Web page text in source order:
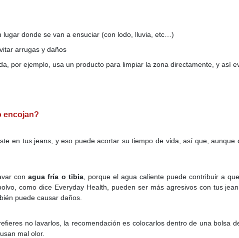
donde se van a ensuciar (con lodo, lluvia, etc…)
arrugas y daños
por ejemplo, usa un producto para limpiar la zona directamente, y así
encojan?
en tus jeans, y eso puede acortar su tiempo de vida, así que,
con agua fría o tibia, porque el agua caliente puede contribuir a
como dice Everyday Health, pueden ser más agresivos con tus
puede causar daños.
no lavarlos, la recomendación es colocarlos dentro de una bolsa
mal olor.